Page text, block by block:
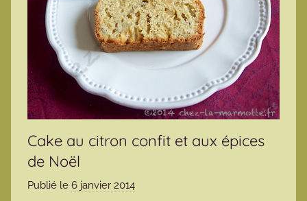
Cake au citron confit et aux épices
de Noël
Publié le 6 janvier 2014